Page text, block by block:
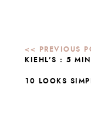
KIEHL'S : 5
10 LOOKS